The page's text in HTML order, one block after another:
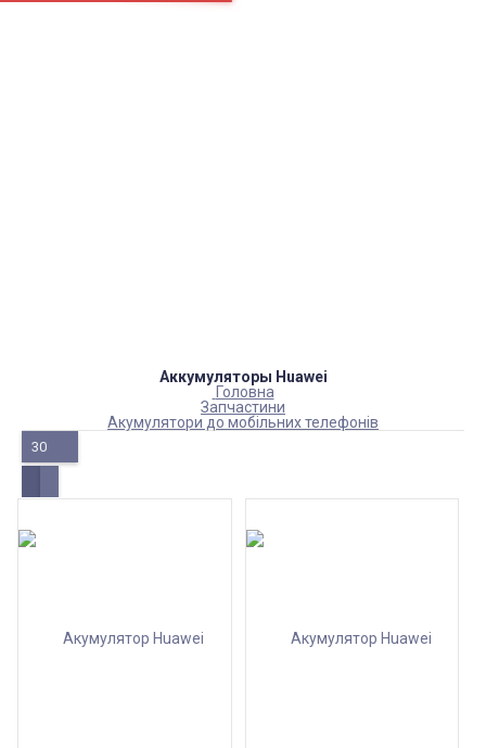
Аккумуляторы Huawei
Головна
Запчастини
Акумулятори до мобільних телефонів
30